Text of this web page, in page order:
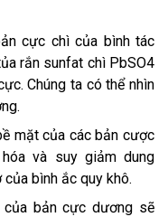
cực chì của bình tác
rắn sunfat chì PbSO4
Chúng ta có thể nhìn
mặt của các bản cược
và suy giảm dung
bình ắc quy khô.
bản cực dương sẽ